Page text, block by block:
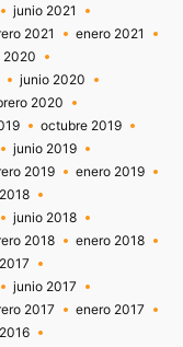
junio 2021
2021
enero 2021
2020
junio 2020
2020
octubre 2019
junio 2019
2019
enero 2019
junio 2018
2018
enero 2018
junio 2017
2017
enero 2017